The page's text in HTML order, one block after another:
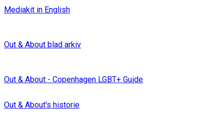
Mediakit in English
Out & About blad arkiv
Out & About - Copenhagen LGBT+ Guide
Out & About's historie